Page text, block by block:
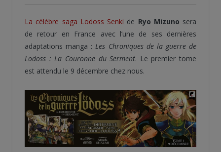
La célèbre saga Lodoss Senki de Ryo Mizuno sera
de retour en France avec l’une de ses dernières
adaptations manga :Les Chroniques de la guerre de
Lodoss : La Couronne du Serment. Le premier tome
est attendu le 9 décembre chez nous.